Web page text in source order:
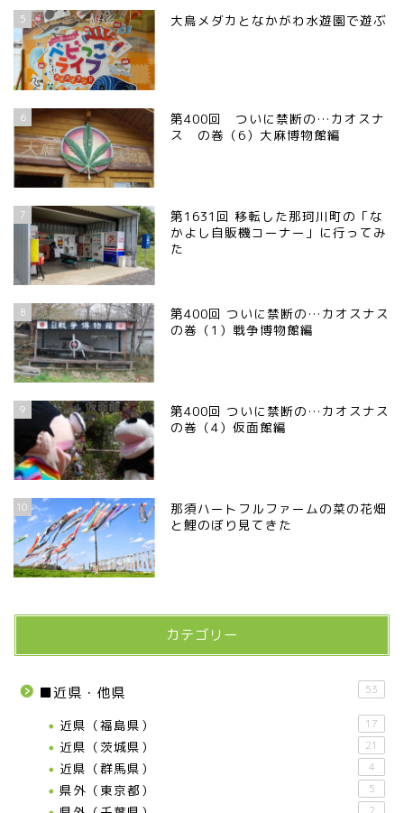
5 大鳥メダカとなかがわ水遊園で遊ぶ
6
第400回 ついに禁断の…カオスナ
ス の巻（6）大麻博物館編
7
第1631回 移転した那珂川町の「な
かよし自販機コーナー」に行ってみ
た
8
第400回 ついに禁断の…カオスナス
の巻（1）戦争博物館編
9
第400回 ついに禁断の…カオスナス
の巻（4）仮面館編
10
那須ハートフルファームの菜の花畑
と鯉のぼり見てきた
カテゴリー
■近県・他県 53
近県（福島県） 17
近県（茨城県） 21
近県（群馬県） 4
県外（東京都） 5